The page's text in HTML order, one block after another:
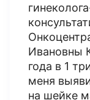
Ивановны
года в 1
меня
на шейке